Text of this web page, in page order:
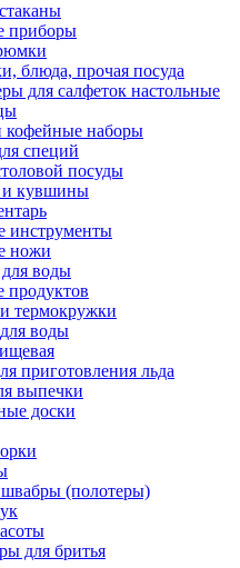
приборы
блюда, прочая посуда
для салфеток настольные
кофейные наборы
специй
посуды
кувшины
инструменты
ножи
воды
продуктов
термокружки
воды
приготовления льда
выпечки
доски
(полотеры)
для бритья